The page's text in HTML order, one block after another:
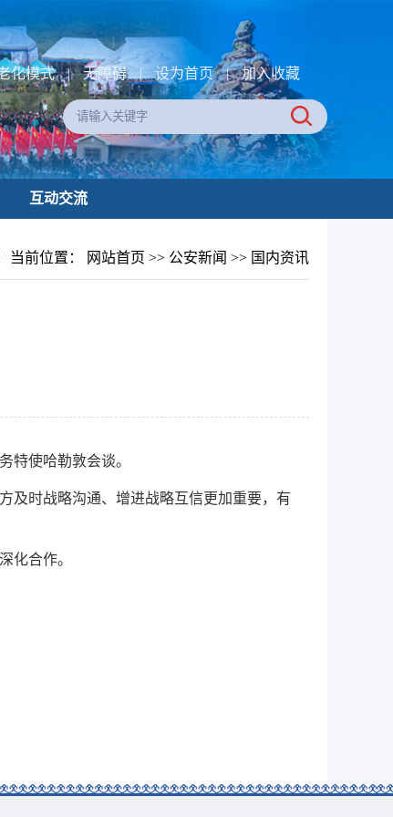
化模式 | 无障碍 | 设为首页 | 加入收藏
互动交流
当前位置： 网站首页 >> 公安新闻 >> 国内资讯
特使哈勒敦会谈。
及时战略沟通、增进战略互信更加重要，有
化合作。